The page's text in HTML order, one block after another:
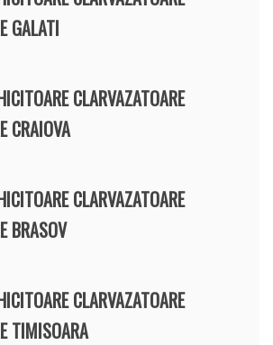
GALATI
CLARVAZATOARE
CRAIOVA
CLARVAZATOARE
BRASOV
CLARVAZATOARE
TIMISOARA